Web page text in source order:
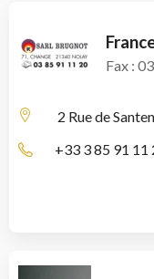
Fax :
2 Rue de
+33 3 85 91 11